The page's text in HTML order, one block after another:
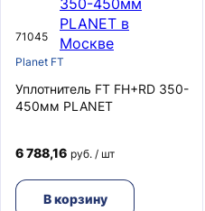
71045
Planet FT
Уплотнитель FT FH+RD 350-
450мм PLANET
6 788,16 руб. / шт
В корзину